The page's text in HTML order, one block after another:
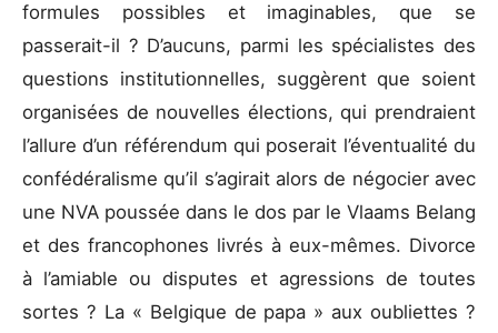
formules possibles et imaginables, que se
passerait-il ? D’aucuns, parmi les spécialistes des
questions institutionnelles, suggèrent que soient
organisées de nouvelles élections, qui prendraient
l’allure d’un référendum qui poserait l’éventualité du
confédéralisme qu’il s’agirait alors de négocier avec
une NVA poussée dans le dos par le Vlaams Belang
et des francophones livrés à eux-mêmes. Divorce
à l’amiable ou disputes et agressions de toutes
sortes ? La « Belgique de papa » aux oubliettes ?